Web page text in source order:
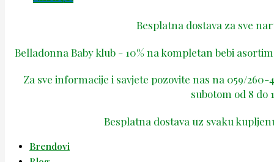
Besplatna dostava za sve
Belladonna Baby klub - 10% na kompletan bebi
Za sve informacije i savjete pozovite nas na 059/
subotom od 8 do
Besplatna dostava uz svaku
Brendovi